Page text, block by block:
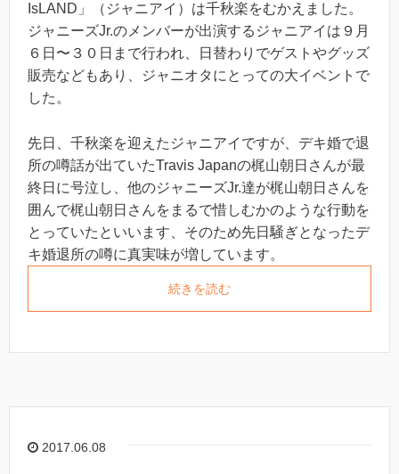
IsLAND」（ジャニアイ）は千秋楽をむかえました。
ジャニーズJr.のメンバーが出演するジャニアイは９月
６日〜３０日まで行われ、日替わりでゲストやグッズ
販売などもあり、ジャニオタにとっての大イベントで
した。
先日、千秋楽を迎えたジャニアイですが、デキ婚で退
所の噂話が出ていたTravis Japanの梶山朝日さんが最
終日に号泣し、他のジャニーズJr.達が梶山朝日さんを
囲んで梶山朝日さんをまるで惜しむかのような行動を
とっていたといいます、そのため先日騒ぎとなったデ
キ婚退所の噂に真実味が増しています。
続きを読む
2017.06.08